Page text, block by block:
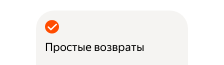
Простые возвраты